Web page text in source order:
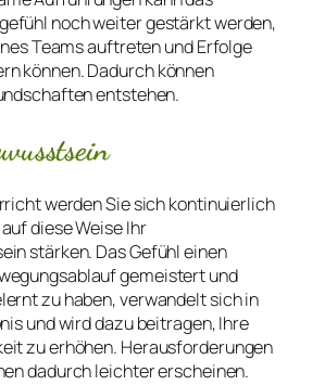
noch weiter gestärkt werden,
Teams auftreten und Erfolge
können. Dadurch können
entstehen.
werden Sie sich kontinuierlich
diese Weise Ihr
stärken. Das Gefühl einen
gemeistert und
zu haben, verwandelt sich in
und wird dazu beitragen, Ihre
zu erhöhen. Herausforderungen
dadurch leichter erscheinen.